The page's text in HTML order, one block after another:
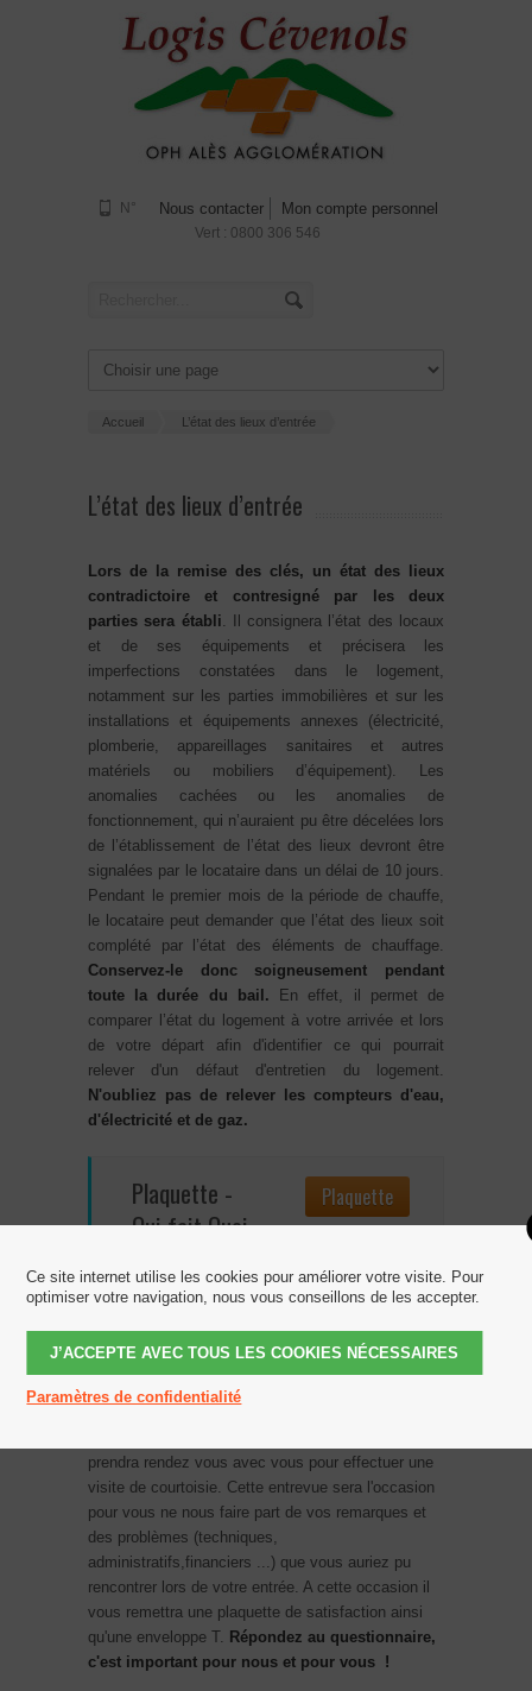
Nous contacter Mon compte personnel
N°
Vert : 0800 306 546
Accueil L’état des lieux d’entrée
L’état des lieux d’entrée
Lors de la remise des clés, un état des lieux
contradictoire et contresigné par les deux
parties sera établi. Il consignera l’état des locaux
et de ses équipements et précisera les
imperfections constatées dans le logement,
notamment sur les parties immobilières et sur les
installations et équipements annexes (électricité,
plomberie, appareillages sanitaires et autres
matériels ou mobiliers d’équipement). Les
anomalies cachées ou les anomalies de
fonctionnement, qui n’auraient pu être décelées lors
de l’établissement de l’état des lieux devront être
signalées par le locataire dans un délai de 10 jours.
Pendant le premier mois de la période de chauffe,
le locataire peut demander que l’état des lieux soit
complété par l’état des éléments de chauffage.
Conservez-le donc soigneusement pendant
toute la durée du bail. En effet, il permet de
comparer l’état du logement à votre arrivée et lors
de votre départ afin d'identifier ce qui pourrait
relever d'un défaut d'entretien du logement.
N'oubliez pas de relever les compteurs d'eau,
d'électricité et de gaz.
Plaquette
Plaquette -
Qui fait Quoi
Cliquez sur le bouton ci-contre pour
Qui fait Quoi ?
prendra rendez vous avec vous pour effectuer une
visite de courtoisie. Cette entrevue sera l'occasion
pour vous ne nous faire part de vos remarques et
des problèmes (techniques,
administratifs,financiers ...) que vous auriez pu
rencontrer lors de votre entrée. A cette occasion il
vous remettra une plaquette de satisfaction ainsi
qu'une enveloppe T. Répondez au questionnaire,
c'est important pour nous et pour vous !
Ce site internet utilise les cookies pour améliorer votre visite. Pour
optimiser votre navigation, nous vous conseillons de les accepter.
J’ACCEPTE AVEC TOUS LES COOKIES NÉCESSAIRES
Paramètres de confidentialité